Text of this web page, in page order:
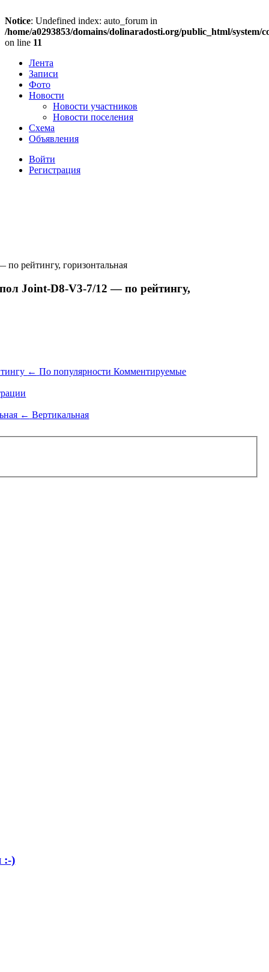
Notice: Undefined index: auto_forum in
/home/a0293853/domains/dolinaradosti.org/public_html/
on line 11
Лента
Записи
Фото
Новости
Новости участников
Новости поселения
Схема
Объявления
Войти
Регистрация
рейтингу, горизонтальная
Joint-D8-V3-7/12 — по рейтингу,
← По популярностиКомментируемые
← Вертикальная
:-)